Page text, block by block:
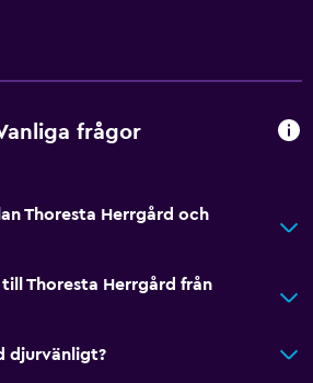
frågor
Thoresta Herrgård och
Thoresta Herrgård från
djurvänligt?